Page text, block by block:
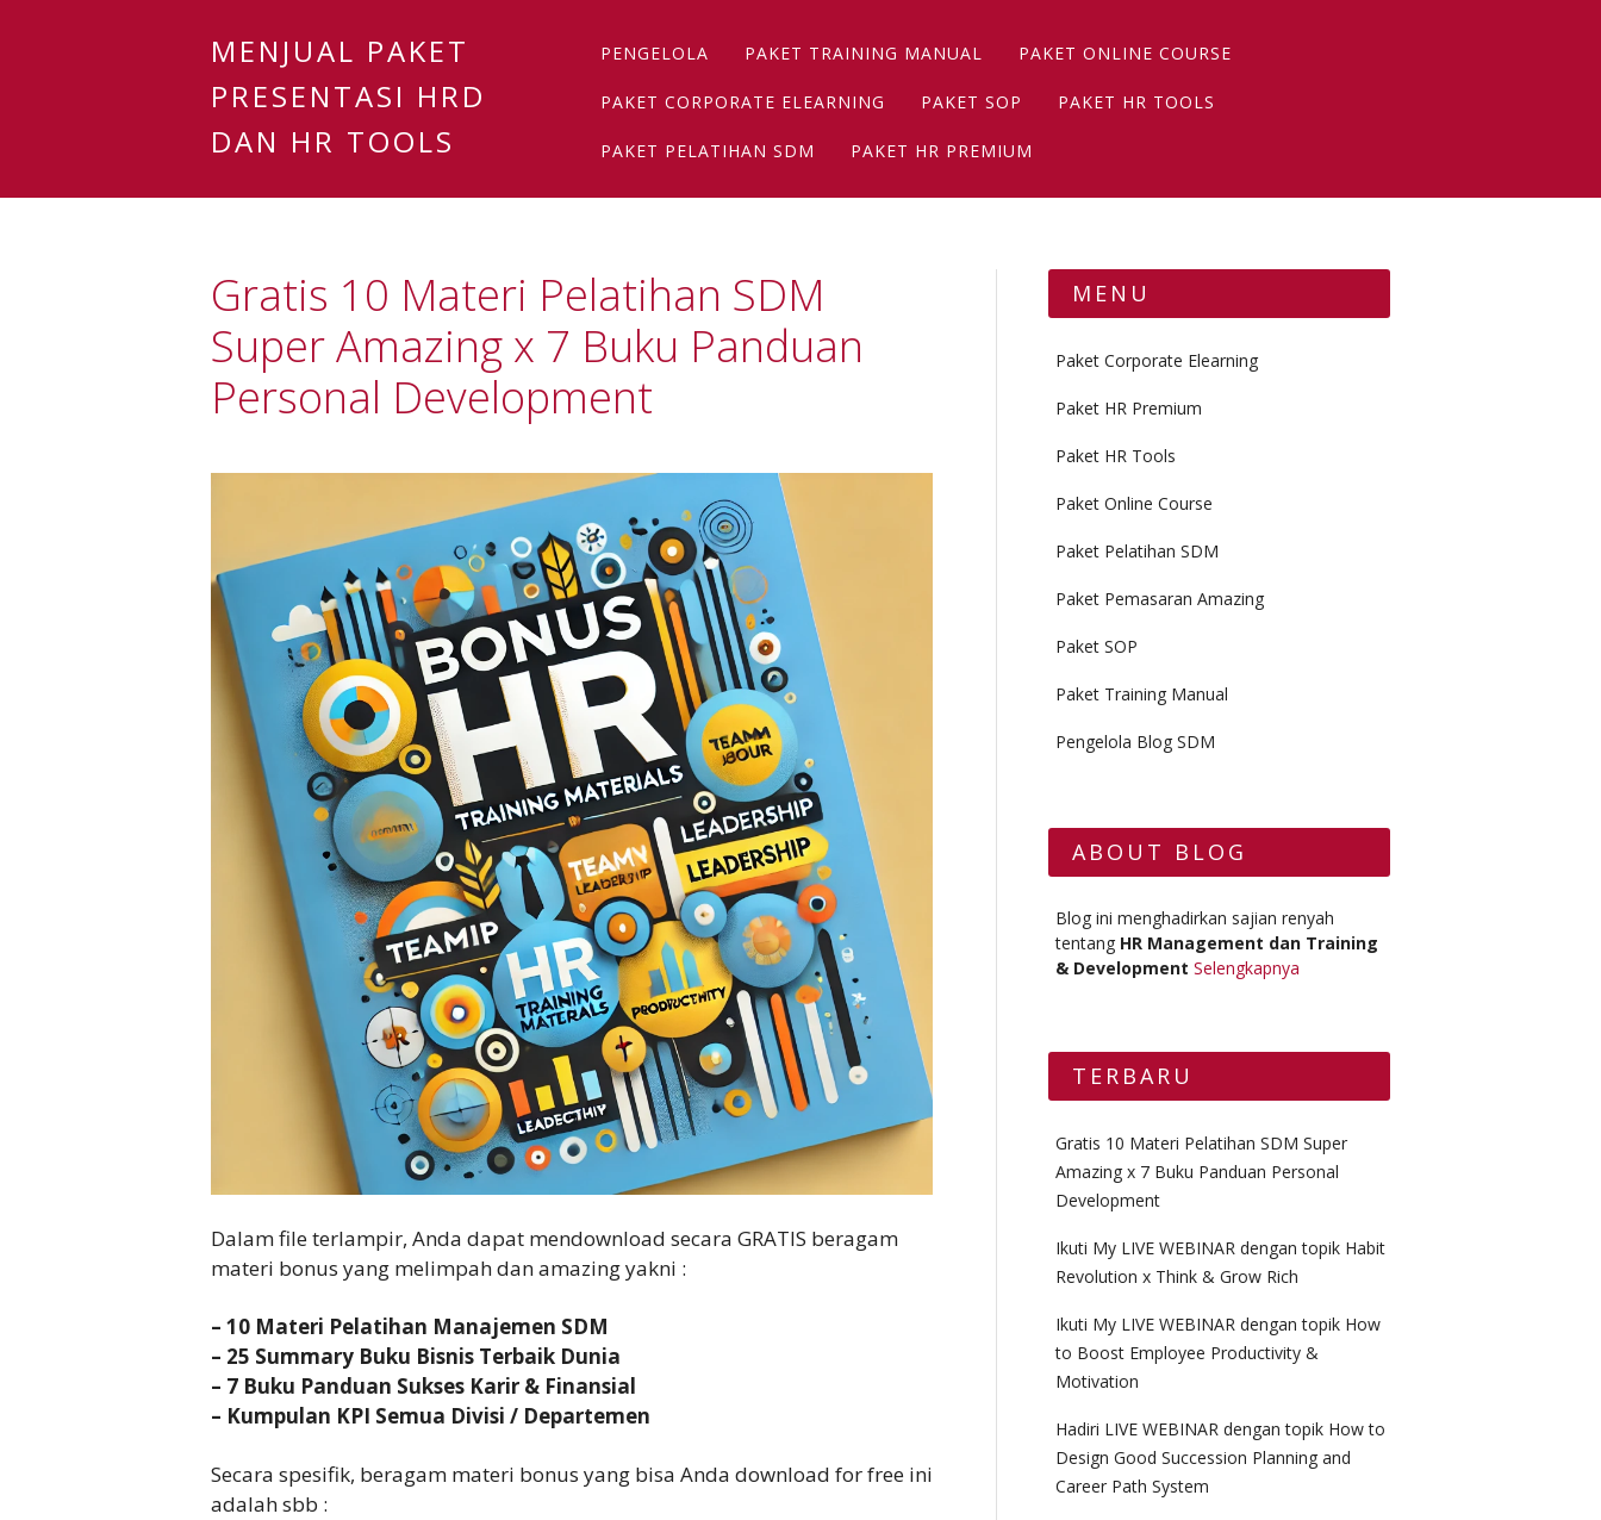
MENJUAL PAKET
PRESENTASI HRD
DAN HR TOOLS
Main menu
Skip
content
PENGELOLA PAKET TRAINING MANUAL PAKET ONLINE COURSE
PAKET CORPORATE ELEARNING PAKET SOP PAKET HR TOOLS
PAKET PELATIHAN SDM PAKET HR PREMIUM
Gratis 10 Materi Pelatihan SDM
Super Amazing x 7 Buku Panduan
Personal Development
Dalam file terlampir, Anda dapat mendownload secara GRATIS beragam
materi bonus yang melimpah dan amazing yakni :
– 10 Materi Pelatihan Manajemen SDM
– 25 Summary Buku Bisnis Terbaik Dunia
– 7 Buku Panduan Sukses Karir & Finansial
– Kumpulan KPI Semua Divisi / Departemen
Secara spesifik, beragam materi bonus yang bisa Anda download for free ini
adalah sbb :
MENU
Paket Corporate Elearning
Paket HR Premium
Paket HR Tools
Paket Online Course
Paket Pelatihan SDM
Paket Pemasaran Amazing
Paket SOP
Paket Training Manual
Pengelola Blog SDM
ABOUT BLOG
Blog ini menghadirkan sajian renyah
tentang HR Management dan Training
& Development Selengkapnya
TERBARU
Gratis 10 Materi Pelatihan SDM Super
Amazing x 7 Buku Panduan Personal
Development
Ikuti My LIVE WEBINAR dengan topik Habit
Revolution x Think & Grow Rich
Ikuti My LIVE WEBINAR dengan topik How
to Boost Employee Productivity &
Motivation
Hadiri LIVE WEBINAR dengan topik How to
Design Good Succession Planning and
Career Path System